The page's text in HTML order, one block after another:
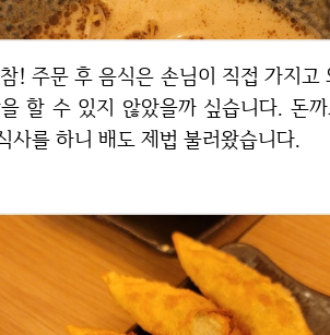
할 수 있지 않았을까 싶습니다. 돈
사를 하니 배도 제법 불러왔습니다.